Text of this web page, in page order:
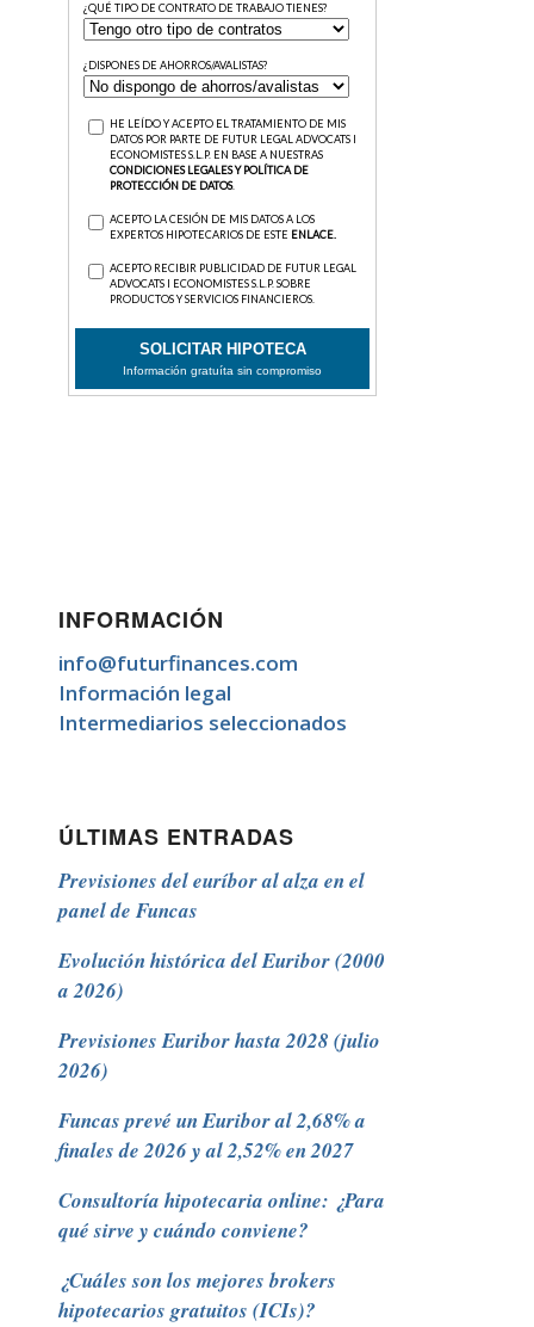
INFORMACIÓN
info@futurfinances.com
Información legal
Intermediarios seleccionados
ÚLTIMAS ENTRADAS
Previsiones del euríbor al alza en el
panel de Funcas
Evolución histórica del Euribor (2000
a 2026)
Previsiones Euribor hasta 2028 (julio
2026)
Funcas prevé un Euribor al 2,68% a
finales de 2026 y al 2,52% en 2027
Consultoría hipotecaria online: ¿Para
qué sirve y cuándo conviene?
¿Cuáles son los mejores brokers
hipotecarios gratuitos (ICIs)?